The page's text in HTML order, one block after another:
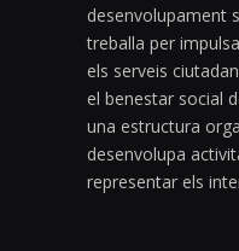
desenvolupament
treballa per
els serveis
el benestar social
una estructura
desenvolupa
representar els